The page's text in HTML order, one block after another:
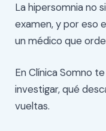
La hipersomnia no
examen, y por eso
un médico que
En Clínica Somno
investigar, qué
vueltas.